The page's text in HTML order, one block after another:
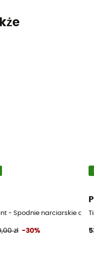
- Spodnie narciarskie
zł -30%